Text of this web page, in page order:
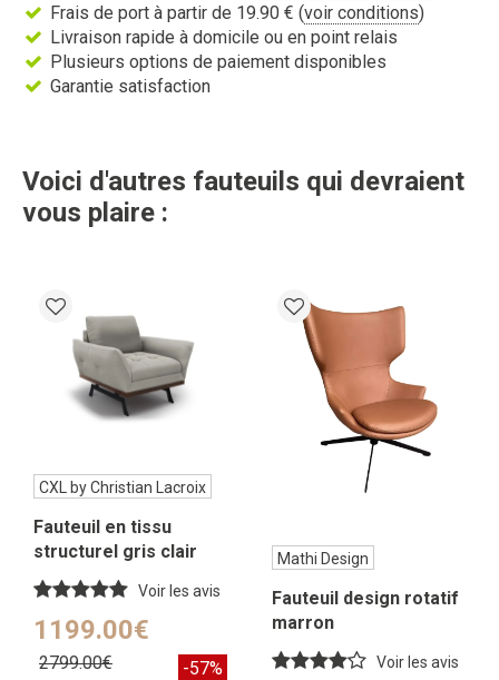
Frais de port à partir de 19.90 € (voir conditions)
Livraison rapide à domicile ou en point relais
Plusieurs options de paiement disponibles
Garantie satisfaction
Voici d'autres fauteuils qui devraient
vous plaire :
CXL by Christian Lacroix
Fauteuil en tissu
structurel gris clair
Voir les avis
1199.00€
2799.00€ -57%
Mathi Design
Fauteuil design rotatif
marron
Voir les avis